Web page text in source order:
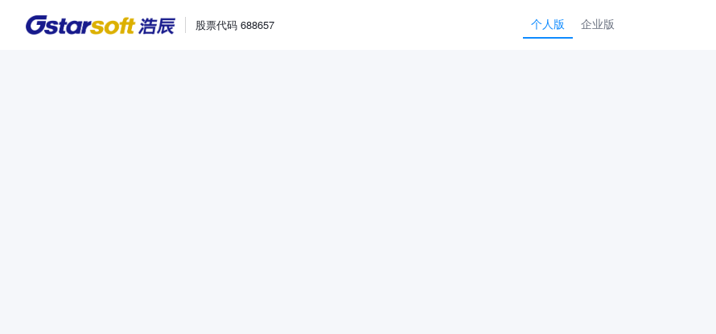
股票代码 688657 个人版 企业版